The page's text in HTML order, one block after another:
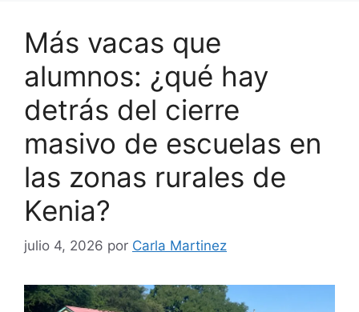
Más vacas que
alumnos: ¿qué hay
detrás del cierre
masivo de escuelas en
las zonas rurales de
Kenia?
julio 4, 2026 por Carla Martinez